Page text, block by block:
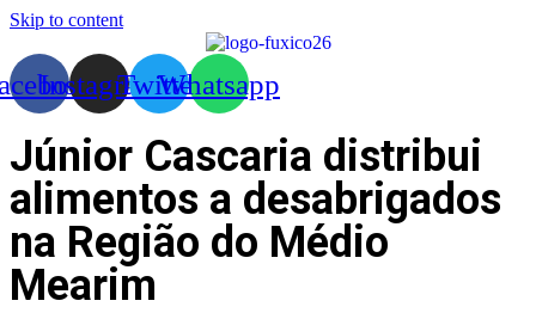
Skip to content
InstagramTwitterWhatsapp
Júnior Cascaria distribui
alimentos a desabrigados
na Região do Médio
Mearim